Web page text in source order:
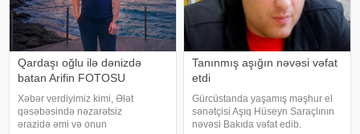
Qardaşı oğlu ilə dənizdə
batan Arifin FOTOSU
Xəbər verdiyimiz kimi, Ələt
qəsəbəsində nəzarətsiz
ərazidə əmi və onun
Tanınmış aşığın nəvəsi vəfat
etdi
Gürcüstanda yaşamış məşhur el
sənətçisi Aşıq Hüseyn Saraçlının
nəvəsi Bakıda vəfat edib.